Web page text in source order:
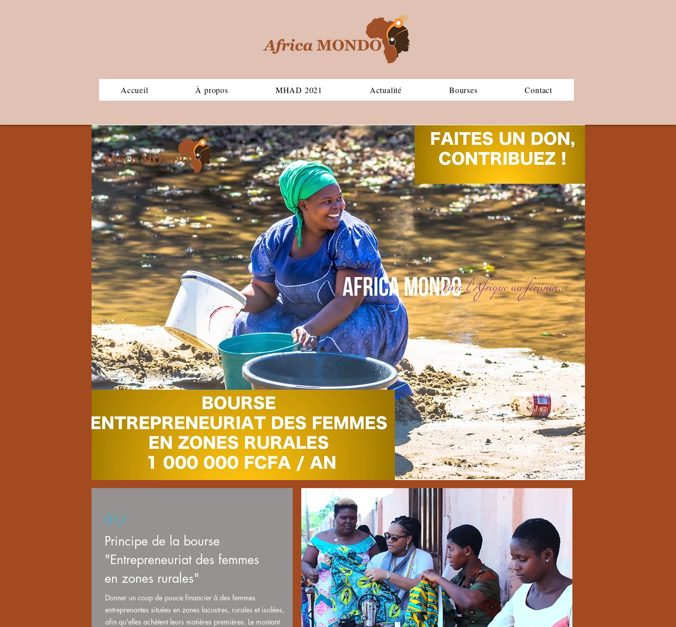
Accueil À propos MHAD 2021 Actualité Bourses Contact
01/
Principe de la bourse
"Entrepreneuriat des femmes
en zones rurales"
Donner un coup de pouce financier à des femmes
entreprenantes situées en zones lacustres, rurales et isolées,
afin qu'elles achètent leurs matières premières. Le montant